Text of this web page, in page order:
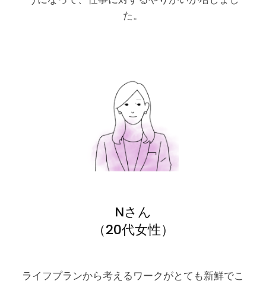
た。
Nさん
（20代女性）
ライフプランから考えるワークがとても新鮮でこ